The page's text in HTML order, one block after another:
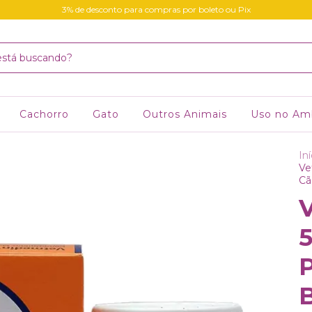
3% de desconto para compras por boleto ou Pix
Cachorro Gato Outros Animais Uso no